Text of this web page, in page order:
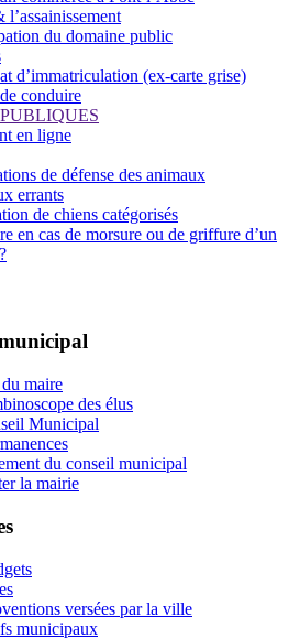
l’assainissement
du domaine public
d’immatriculation (ex-carte grise)
conduire
en ligne
de défense des animaux
errants
de chiens catégorisés
en cas de morsure ou de griffure d’un
maire
des élus
Municipal
du conseil municipal
la mairie
versées par la ville
municipaux